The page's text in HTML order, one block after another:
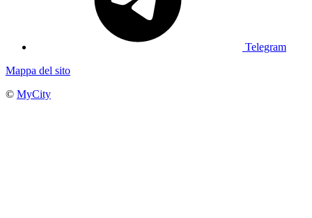
Telegram
Mappa del sito
© MyCity